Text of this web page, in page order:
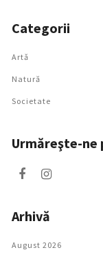
Categorii
Artǎ
Natură
Societate
Urmăreşte-ne
Arhivă
August 2026